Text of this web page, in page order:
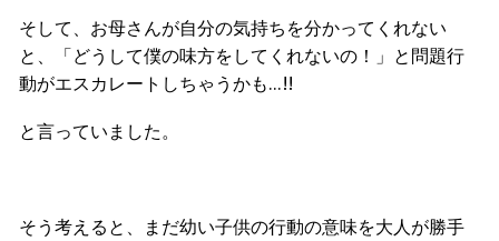
そして、お母さんが自分の気持ちを分かってくれない
と、「どうして僕の味方をしてくれないの！」と問題行
動がエスカレートしちゃうかも…!!
と言っていました。
そう考えると、まだ幼い子供の行動の意味を大人が勝手